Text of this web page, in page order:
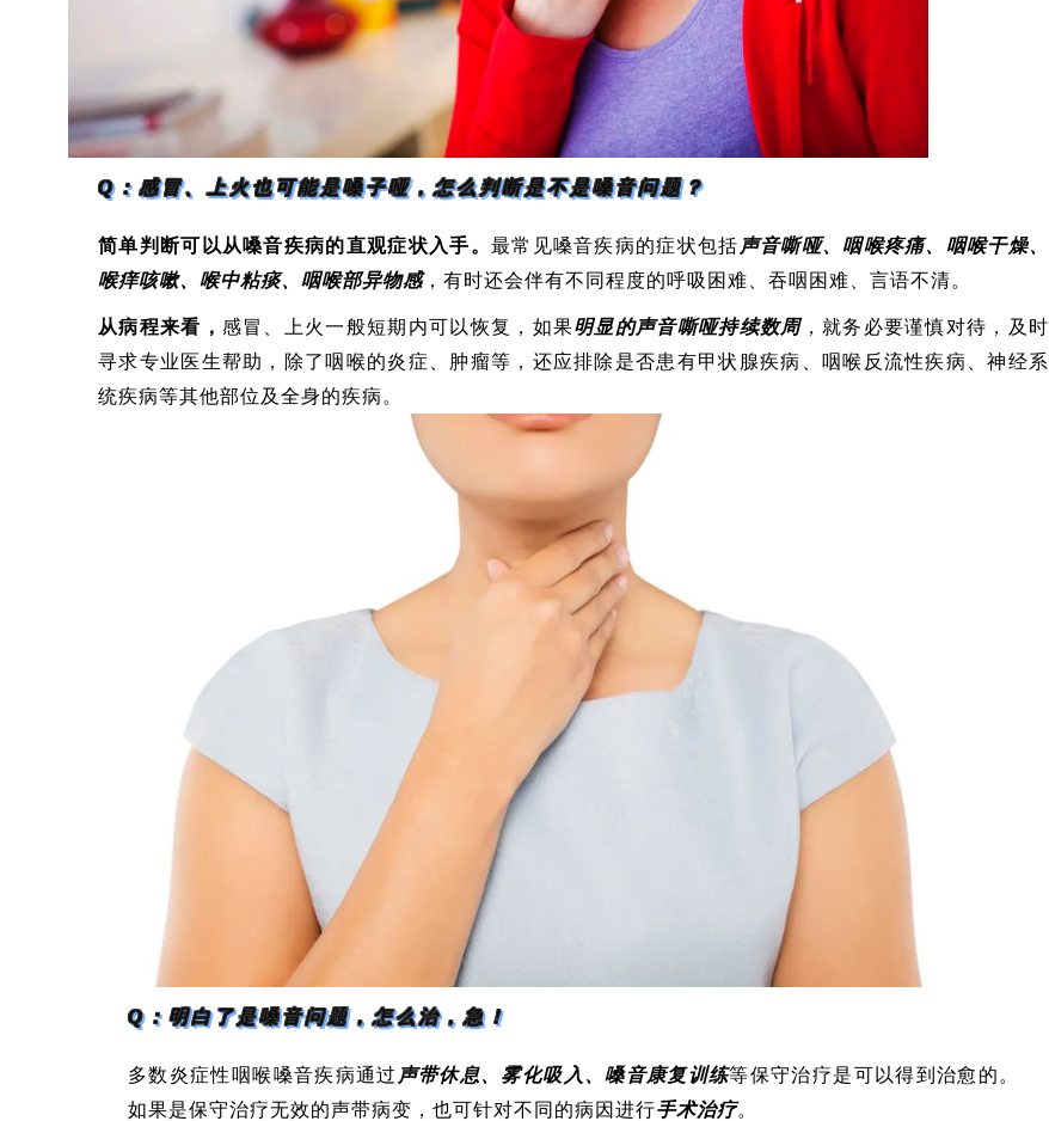
Q：感冒、上火也可能是嗓子哑， 怎么判断是不是嗓音问题？
简单判断可以从嗓音疾病的直观症状入手。 最常见嗓音疾病的症状包括 声音嘶哑、咽喉疼痛、咽喉干燥、
喉痒咳嗽、喉中粘痰、咽喉部异物感，有时还会伴有不同程度的呼吸困难、吞咽困难、言语不清。
从病程来看， 感冒、上火一般短期内可以恢复，如果明显的声音嘶哑持续数周，就务必要谨慎对待，及时
寻求专业医生帮助，除了咽喉的炎症、肿瘤等，还应排除是否患有甲状腺疾病、咽喉反流性疾病、神经系
统疾病等其他部位及全身的疾病。
Q：明白了是嗓音问题，怎么治，急！
多数炎症性咽喉嗓音疾病通过 声带休息、雾化吸入、嗓音康复训练等保守治疗是可以得到治愈的。
如果是保守治疗无效的声带病变，也可针对不同的病因进行手术治疗。